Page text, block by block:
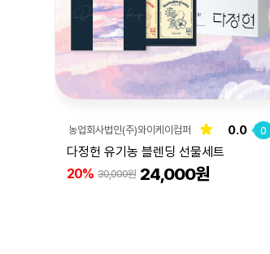
농업회사법인(주)와이케이컴퍼
니
0.0 0
다정헌 유기농 블렌딩 선물세트
20% 30,000원 24,000원